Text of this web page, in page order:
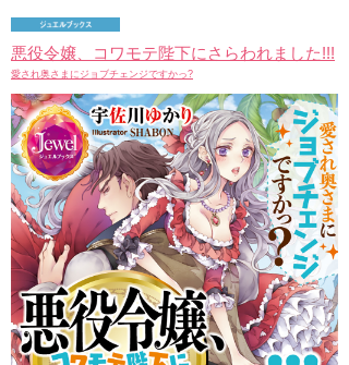
悪役令嬢、コワモテ陛下にさらわれました!!!
愛され奥さまにジョブチェンジですかっ?